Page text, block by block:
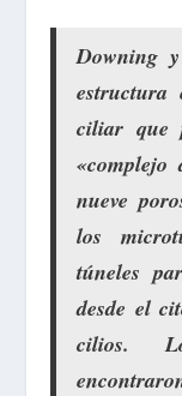
Downing
ciliar que
«
nueve
los
túneles
desde el
cilios.